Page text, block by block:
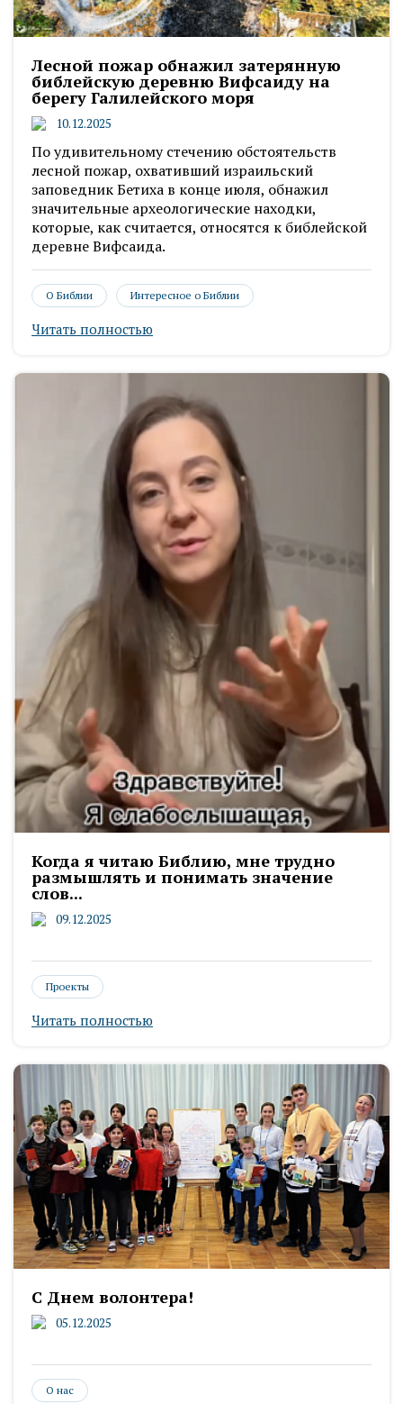
Лесной пожар обнажил затерянную
библейскую деревню Вифсаиду на
берегу Галилейского моря
10.12.2025
По удивительному стечению обстоятельств
лесной пожар, охвативший израильский
заповедник Бетиха в конце июля, обнажил
значительные археологические находки,
которые, как считается, относятся к библейской
деревне Вифсаида.
О Библии Интересное о Библии
Читать полностью
Когда я читаю Библию, мне трудно
размышлять и понимать значение
слов...
09.12.2025
Проекты
Читать полностью
С Днем волонтера!
05.12.2025
О нас